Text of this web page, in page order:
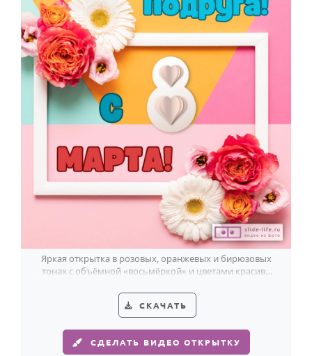
Маме
Папе
Детям
Все родственники
ПЕРСОНАЛЬНЫЕ
По именам
По годам
Яркая открытка в розовых, оранжевых и бирюзовых
тонах с объёмной «восьмёркой» и цветами красиво
СКАЧАТЬ
СДЕЛАТЬ ВИДЕО ОТКРЫТКУ